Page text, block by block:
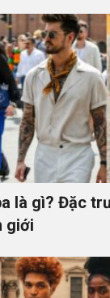
là gì? Đặc
giới